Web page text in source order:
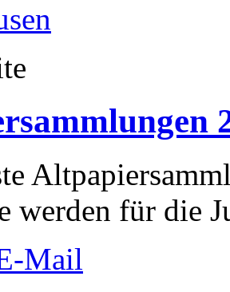
werden für die
Mail